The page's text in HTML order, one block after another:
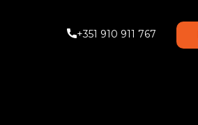
+351 910 911 767